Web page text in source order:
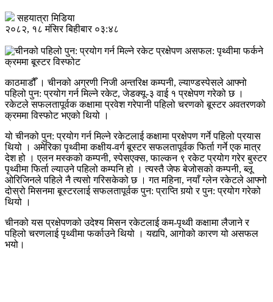
सहयात्रा मिडिया
२०८२, १८ मंसिर बिहीबार ०३:४८
काठमाडौँ । चीनको अग्रणी निजी अन्तरिक्ष कम्पनी, ल्याण्डस्पेसले आफ्नो
पहिलो पुन: प्रयोग गर्न मिल्ने रकेट, जेडक्यू-३ वाई १ प्रक्षेपण गरेको छ ।
रकेटले सफलतापूर्वक कक्षामा प्रवेश गरेपानी पहिलो चरणको बूस्टर अवतरणको
क्रममा विस्फोट भएको थियो ।
यो चीनको पुन: प्रयोग गर्न मिल्ने रकेटलाई कक्षामा प्रक्षेपण गर्ने पहिलो प्रयास
थियो । अमेरिका पृथ्वीमा कक्षीय-वर्ग बूस्टर सफलतापूर्वक फिर्ता गर्ने एक मात्र
देश हो । एलन मस्कको कम्पनी, स्पेसएक्स, फाल्कन ९ रकेट प्रयोग गरेर बुस्टर
पृथ्वीमा फिर्ता ल्याउने पहिलो कम्पनि हो । त्यस्तै जेफ बेजोसको कम्पनी, ब्लू
ओरिजिनले पहिले नै त्यसो गरिसकेको छ । गत महिना, नयाँ ग्लेन रकेटले आफ्नो
दोस्रो मिसनमा बूस्टरलाई सफलतापूर्वक पुन: प्राप्ति गर्‍यो र पुन: प्रयोग गरेको
थियो ।
चीनको यस प्रक्षेपणको उदेश्य मिसन रकेटलाई कम-पृथ्वी कक्षामा लैजाने र
पहिलो चरणलाई पृथ्वीमा फर्काउने थियो । यद्यपि, आगोको कारण यो असफल
भयो।